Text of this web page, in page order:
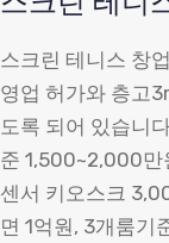
스크린 테니스 창
영업 허가와 층고
도록 되어 있습니
준 1,500~2,000만
센서 키오스크
면 1억원, 3개룸기